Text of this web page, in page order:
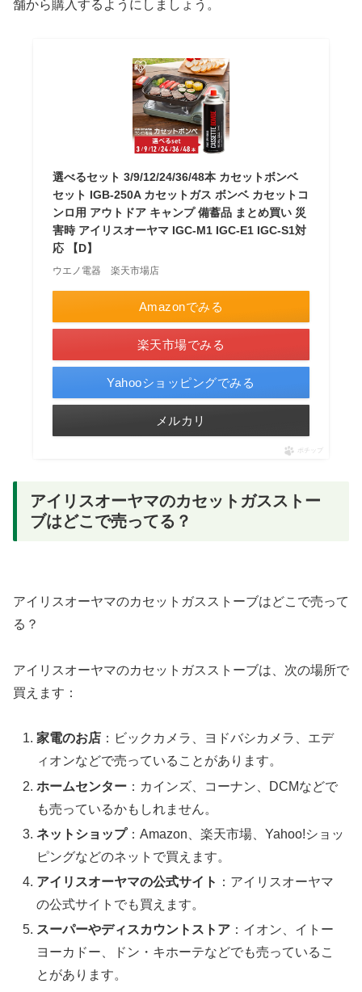
舗から購入するようにしましょう。
選べるセット 3/9/12/24/36/48本 カセットボンベ
セット IGB-250A カセットガス ボンベ カセットコ
ンロ用 アウトドア キャンプ 備蓄品 まとめ買い 災
害時 アイリスオーヤマ IGC-M1 IGC-E1 IGC-S1対
応 【D】
ウエノ電器 楽天市場店
Amazonでみる
楽天市場でみる
Yahooショッピングでみる
メルカリ
ポチップ
アイリスオーヤマのカセットガスストー
ブはどこで売ってる？
アイリスオーヤマのカセットガスストーブはどこで売って
る？
アイリスオーヤマのカセットガスストーブは、次の場所で
買えます：
家電のお店 ：ビックカメラ、ヨドバシカメラ、エデ
ィオンなどで売っていることがあります。
ホームセンター ：カインズ、コーナン、DCMなどで
も売っているかもしれません。
ネットショップ：Amazon、楽天市場、Yahoo!ショッ
ピングなどのネットで買えます。
アイリスオーヤマの公式サイト ：アイリスオーヤマ
の公式サイトでも買えます。
スーパーやディスカウントストア ：イオン、イトー
ヨーカドー、ドン・キホーテなどでも売っているこ
とがあります。